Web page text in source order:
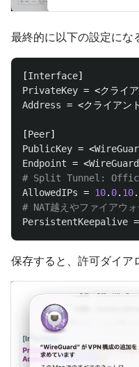
最終的に以下の設定にな
[Interface
PrivateKey
Address = <クライアン
[Peer
PublicKey = <
Endpoint = <WireGuard
AllowedIPs = 10. 0. 10.
PersistentKeepalive =
保存すると、許可ダイア